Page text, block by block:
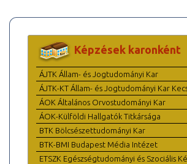
Képzések karonként
ÁJTK Állam- és Jogtudományi Kar
ÁJTK-KT Állam- és Jogtudományi Kar
ÁOK Általános Orvostudományi Kar
ÁOK-Külföldi Hallgatók Titkársága
BTK Bölcsészettudományi Kar
BTK-BMI Budapest Média Intézet
ETSZK Egészségtudományi és Szociális